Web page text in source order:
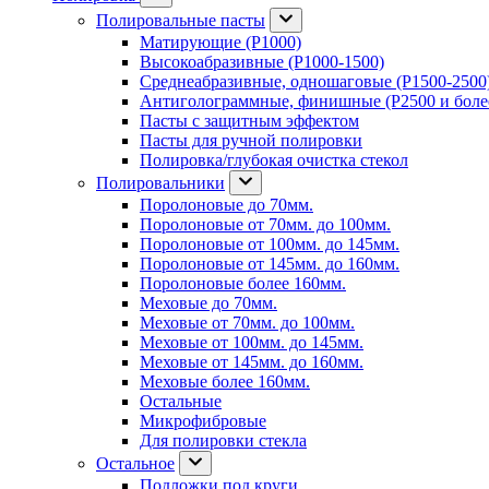
Полировальные пасты
Матирующие (P1000)
Высокоабразивные (P1000-1500)
Среднеабразивные, одношаговые (P1500-
Антиголограммные, финишные (P2500 и
Пасты с защитным эффектом
Пасты для ручной полировки
Полировка/глубокая очистка стекол
Полировальники
Поролоновые до 70мм.
Поролоновые от 70мм. до 100мм.
Поролоновые от 100мм. до 145мм.
Поролоновые от 145мм. до 160мм.
Поролоновые более 160мм.
Меховые до 70мм.
Меховые от 70мм. до 100мм.
Меховые от 100мм. до 145мм.
Меховые от 145мм. до 160мм.
Меховые более 160мм.
Остальные
Микрофибровые
Для полировки стекла
Остальное